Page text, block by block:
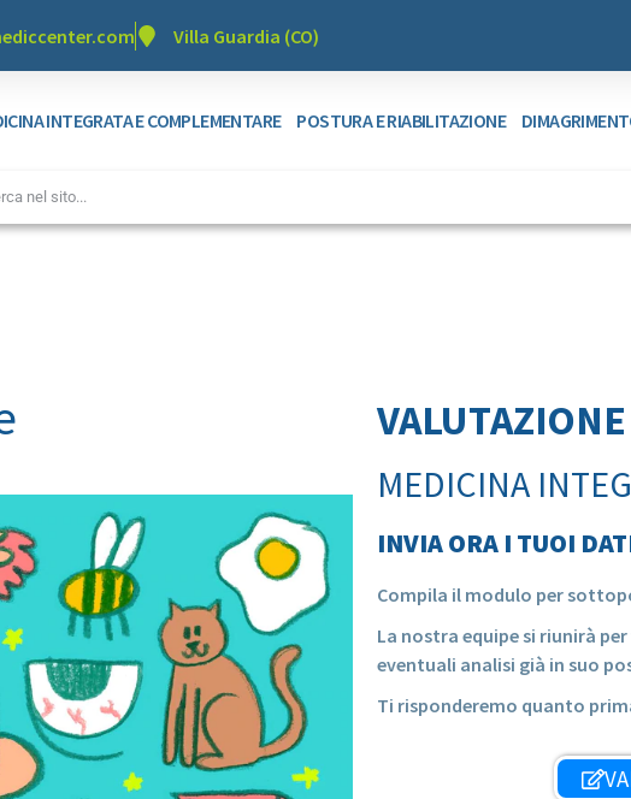
Villa Guardia (CO)
INTEGRATA E COMPLEMENTARE POSTURA E RIABILITAZIONE
MEDICINA
INVIA ORA I TUOI
Compila il modulo per
La nostra equipe si riunirà
eventuali analisi già in suo
Ti risponderemo quanto